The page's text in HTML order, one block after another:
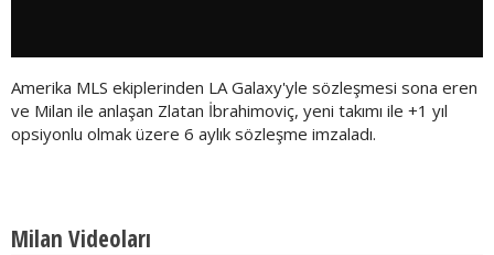
Amerika MLS ekiplerinden LA Galaxy'yle sözleşmesi sona eren
ve Milan ile anlaşan Zlatan İbrahimoviç, yeni takımı ile +1 yıl
opsiyonlu olmak üzere 6 aylık sözleşme imzaladı.
Milan Videoları